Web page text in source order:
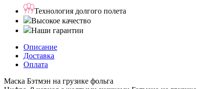
Технология долгого полета
Высокое качество
Наши гарантии
Описание
Доставка
Оплата
Маска Бэтмэн на грузике фольга